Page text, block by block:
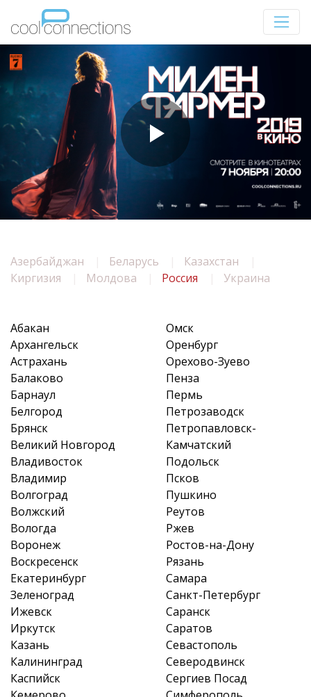
Азербайджан Беларусь
Казахстан
Киргизия
Молдова Россия Украина
Абакан
Архангельск
Астрахань
Балаково
Барнаул
Белгород
Брянск
Великий Новгород
Владивосток
Владимир
Волгоград
Волжский
Вологда
Воронеж
Воскресенск
Екатеринбург
Зеленоград
Ижевск
Иркутск
Казань
Калининград
Каспийск
Омск
Оренбург
Орехово-Зуево
Пенза
Пермь
Петрозаводск
Петропавловск-
Камчатский
Подольск
Псков
Пушкино
Реутов
Ржев
Ростов-на-Дону
Рязань
Самара
Санкт-Петербург
Саранск
Саратов
Севастополь
Северодвинск
Сергиев Посад